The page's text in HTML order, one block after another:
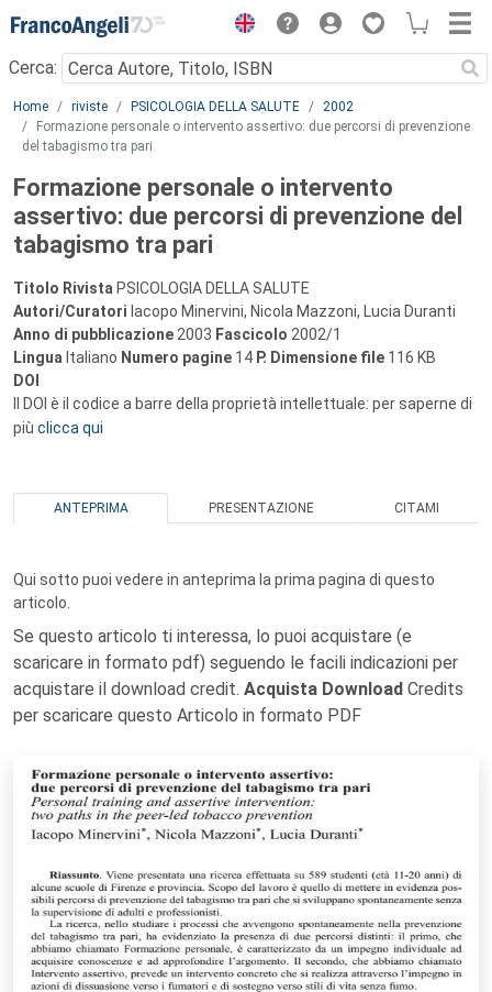
Menu
Cerca:
Main content
Home riviste PSICOLOGIA DELLA SALUTE
2002
Formazione personale o intervento assertivo: due percorsi di prevenzione
del tabagismo tra pari
Formazione personale o intervento
assertivo: due percorsi di prevenzione del
tabagismo tra pari
Titolo Rivista PSICOLOGIA DELLA SALUTE
Autori/Curatori Iacopo Minervini, Nicola Mazzoni, Lucia Duranti
Anno di pubblicazione 2003 Fascicolo 2002/1
Lingua Italiano Numero pagine 14 P. Dimensione file 116 KB
DOI
Il DOI è il codice a barre della proprietà intellettuale: per saperne di
più clicca qui
ANTEPRIMA PRESENTAZIONE CITAMI
Qui sotto puoi vedere in anteprima la prima pagina di questo
articolo.
Se questo articolo ti interessa, lo puoi acquistare (e
scaricare in formato pdf) seguendo le facili indicazioni per
acquistare il download credit. Acquista Download Credits
per scaricare questo Articolo in formato PDF